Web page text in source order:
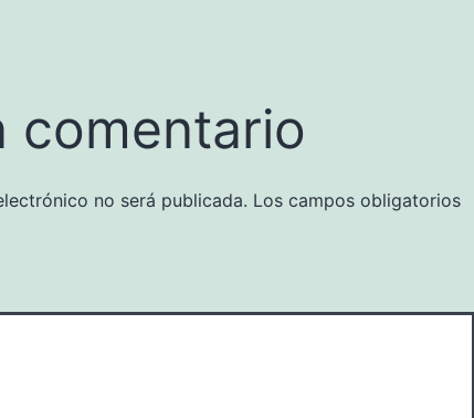
comentario
no será publicada. Los campos obligatorios